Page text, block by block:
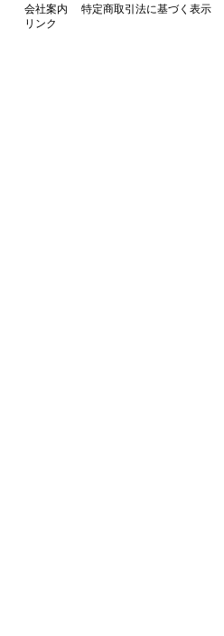
会社案内 特定商取引法に基づく表示
リンク